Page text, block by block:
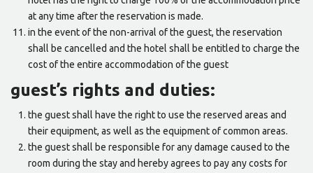
at any time after the reservation is made.
in the event of the non-arrival of the guest, the reservation
shall be cancelled and the hotel shall be entitled to charge the
cost of the entire accommodation of the guest
guest’s rights and duties:
the guest shall have the right to use the reserved areas and
their equipment, as well as the equipment of common areas.
the guest shall be responsible for any damage caused to the
room during the stay and hereby agrees to pay any costs for